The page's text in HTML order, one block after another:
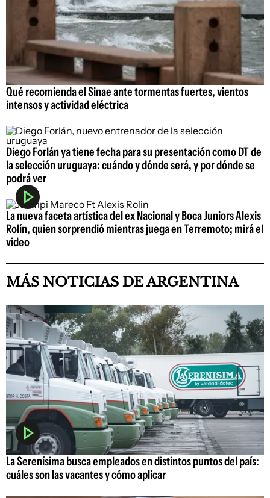
Qué recomienda el Sinae ante tormentas fuertes, vientos
intensos y actividad eléctrica
Diego Forlán ya tiene fecha para su presentación como DT de
la selección uruguaya: cuándo y dónde será, y por dónde se
podrá ver
La nueva faceta artística del ex Nacional y Boca Juniors Alexis
Rolín, quien sorprendió mientras juega en Terremoto; mirá el
video
MÁS NOTICIAS DE ARGENTINA
La Serenísima busca empleados en distintos puntos del país:
cuáles son las vacantes y cómo aplicar